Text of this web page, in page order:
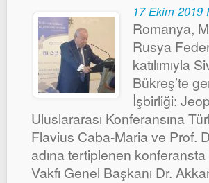
17 Ekim 2019
Romanya,
Rusya
katılımıyla
Bükreş’te
İşbirliği:
Uluslararası Konferansına
Flavius Caba-Maria ve Prof.
adına tertiplenen
Vakfı Genel Başkanı Dr.